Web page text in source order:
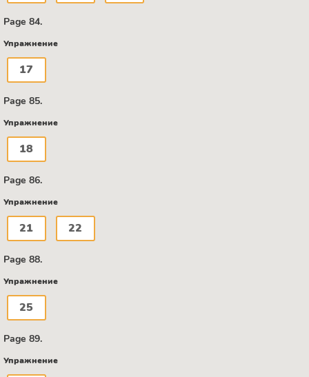
Page 84.
Упражнение
17
Page 85.
Упражнение
18
Page 86.
Упражнение
21 22
Page 88.
Упражнение
25
Page 89.
Упражнение